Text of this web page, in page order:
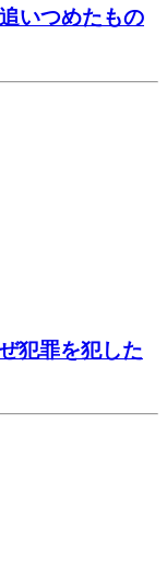
いつめたもの
犯罪を犯した